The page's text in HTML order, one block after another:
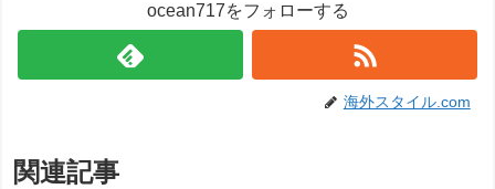
ocean717をフォローする
海外スタイル.com
関連記事